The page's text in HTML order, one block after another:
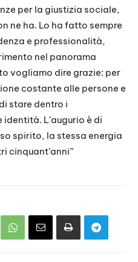
per la giustizia sociale,
ne ha. Lo ha fatto sempre
e professionalità,
nel panorama
vogliamo dire grazie: per
costante alle persone e
stare dentro i
L’augurio è di
spirito, la stessa energia
cinquant’anni”